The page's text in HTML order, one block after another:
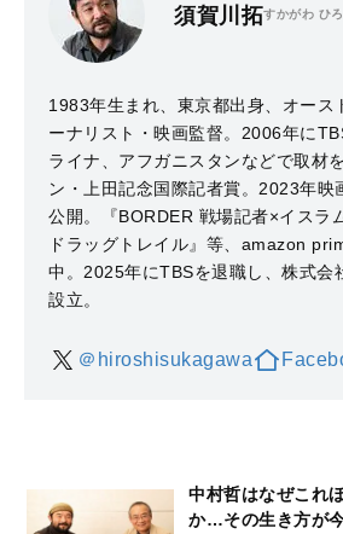
須賀川拓すかがわ ひ
1983年生まれ、東京都出身、オース
ーナリスト・映画監督。2006年に
ライナ、アフガニスタンなどで取材
ン・上田記念国際記者賞。2023年映
公開。『BORDER 戦場記者×イスラ
ドラッグトレイル』等、amazon
中。2025年にTBSを退職し、株式会
設立。
＠hiroshisukagawa
中村哲はなぜこれ
か…その生き方が